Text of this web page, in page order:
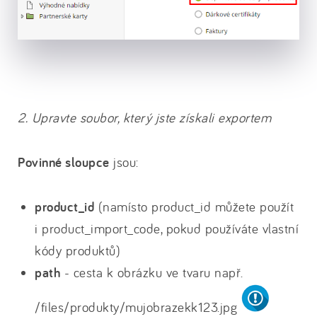
2. Upravte soubor, který jste získali exportem
Povinné sloupce jsou:
product_id (namísto product_id můžete použít
i product_import_code, pokud používáte vlastní
kódy produktů)
path - cesta k obrázku ve tvaru např.
/files/produkty/mujobrazekk123.jpg